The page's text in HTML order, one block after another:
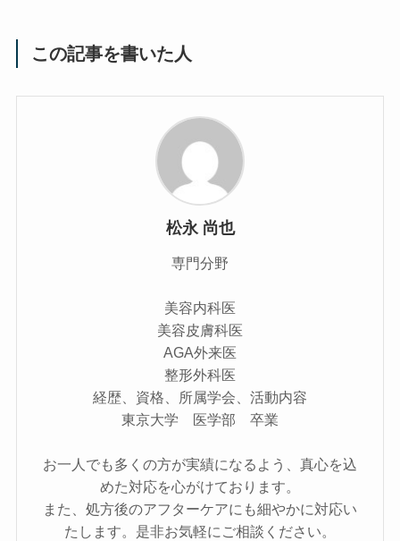
この記事を書いた人
松永 尚也
専門分野
美容内科医
美容皮膚科医
AGA外来医
整形外科医
経歴、資格、所属学会、活動内容
東京大学 医学部 卒業
お一人でも多くの方が実績になるよう、真心を込
めた対応を心がけております。
また、処方後のアフターケアにも細やかに対応い
たします。是非お気軽にご相談ください。